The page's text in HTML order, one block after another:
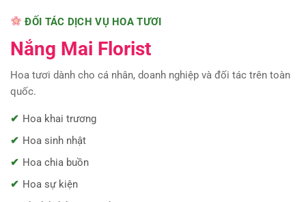
ĐỐI TÁC DỊCH VỤ HOA TƯƠI
Nắng Mai Florist
Hoa tươi dành cho cá nhân, doanh nghiệp và đối tác trên toàn
quốc.
Hoa khai trương
Hoa sinh nhật
Hoa chia buồn
Hoa sự kiện